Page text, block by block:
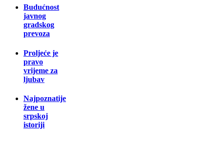
Budućnost
javnog
gradskog
prevoza
Proljeće je
pravo
vrijeme za
ljubav
Najpoznatije
žene u
srpskoj
istoriji